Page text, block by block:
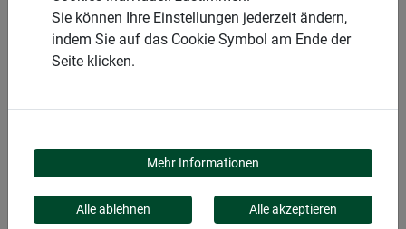
JUTE RANKNETZ
Sie können Ihre Einstellungen jederzeit ändern,
indem Sie auf das Cookie Symbol am Ende der
Seite klicken.
Mehr Informationen
Alle ablehnen Alle akzeptieren